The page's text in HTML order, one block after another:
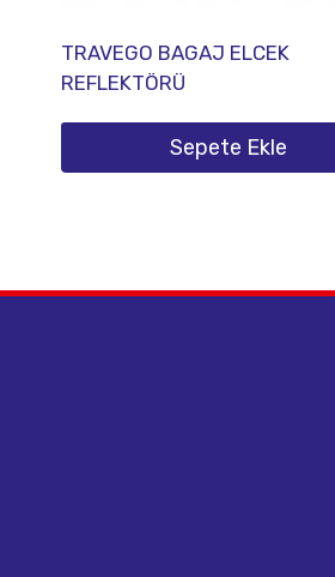
TRAVEGO BAGAJ ELCEK
REFLEKTÖRÜ
Sepete Ekle